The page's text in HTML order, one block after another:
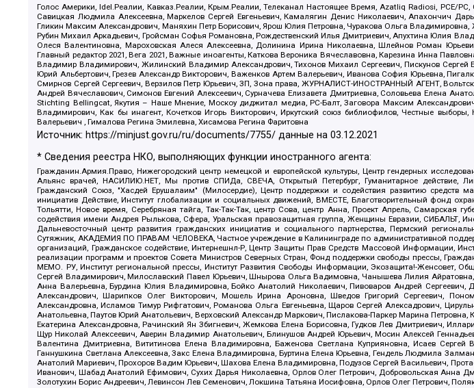
Голос Америки, Idel.Реалии, Кавказ.Реалии, Крым.Реалии, Телеканал Настоящее Время, Azatliq Radiosi, PCE/
Савицкая Людмила Алексеевна, Маркелов Сергей Евгеньевич, Камалягин Денис Николаевич, Апахончич
Гликин Максим Александрович, Маняхин Петр Борисович, Ярош Юлия Петровна, Чуракова Ольга
Рубин Михаил Аркадьевич, Гройсман Софья Романовна, Рождественский Илья Дмитриевич, Апухтина Юлия
Олеся Валентиновна, Мароховская Алеся Алексеевна, Долинина Ирина Николаевна, Шлейнов Роман
Главный редактор 2021, Вега 2021, Важные иноагенты, Каткова Вероника Вячеславовна, Карезина Инна
Владимир Владимирович, Жилинский Владимир Александрович, Тихонов Михаил Сергеевич, Пискунов Сергей
Юрий Альбертович, Грезев Александр Викторович, Важенков Артем Валерьевич, Иванова София Юрьевна,
Смирнов Сергей Сергеевич, Верзилов Петр Юрьевич, ЗП, Зона права, ЖУРНАЛИСТ-ИНОСТРАННЫЙ АГЕНТ,
Андрей Вячеславович, Симонов Евгений Алексеевич, Сурначева Елизавета Дмитриевна, Соловьева Елена
Stichting Bellingcat, Якутия – Наше Мнение, Москоу диджитал медиа, РС-Балт, Заговора Максим
Владимирович, Как бы инагент, Кочетков Игорь Викторович, Иркутский союз библиофилов, Честные
Валерьевич , Гималова Регина Эмилевна, Хисамова Регина Фаритовна
Источник: https://minjust.gov.ru/ru/documents/7755/ данные на03.12.2021
* Сведения реестра НКО, выполняющих функции иностранного агента:
Гражданин.Армия.Право, Нижегородский центр немецкой и европейской культуры, Центр гендерных
Альянс врачей, НАСИЛИЮ.НЕТ, Мы против СПИДа, СВЕЧА, Открытый Петербург, Гуманитарное действие,
Гражданский Союз, "Хасдей Ерушалаим" (Милосердие), Центр поддержки и содействия развитию
инициатив Действие, Институт глобализации и социальных движений, ВМЕСТЕ, Благотворительный фонд
Тольятти, Новое время, Серебряная тайга, Так-Так-Так, центр Сова, центр Анна, Проект Апрель, Самарская
содействия имени Андрея Рылькова, Сфера, Уральская правозащитная группа, Женщины Евразии, СИБАЛЬТ,
Дальневосточный центр развития гражданских инициатив и социального партнерства, Пермский
Сутяжник, АКАДЕМИЯ ПО ПРАВАМ ЧЕЛОВЕКА, Частное учреждение в Калининграде по административной
организаций, Гражданское содействие, Интернешнл-Р, Центр Защиты Прав Средств Массовой Информации,
реализации программ и проектов Совета Министров Северных Стран, Фонд поддержки свободы прессы,
МЕМО. РУ, Институт региональной прессы, Институт Развития Свободы Информации, Экозащита!-Женсовет,
Сергей Владимирович, Милославский Павел Юрьевич, Шнырова Ольга Вадимовна, Чанышева Лилия
Анна Валерьевна, Бурдина Юлия Владимировна, Бойко Анатолий Николаевич, Пивоваров Андрей Сергеевич,
Александрович, Шарипков Олег Викторович, Мошель Ирина Ароновна, Шведов Григорий Сергеевич,
Александровна, Исламов Тимур Рифгатович, Романова Ольга Евгеньевна, Щаров Сергей Алексадрович,
Анатольевна, Паутов Юрий Анатольевич, Верховский Александр Маркович, Пислакова-Паркер Марина
Екатерина Александровна, Рачинский Ян Збигневич, Жемкова Елена Борисовна, Гудков Лев Дмитриевич,
Щур Николай Алексеевич, Аверин Владимир Анатольевич, Блинушов Андрей Юрьевич, Мосин Алексей
Валентина Дмитриевна, Вититинова Елена Владимировна, Баженова Светлана Куприяновна, Исаев
Ганнушкина Светлана Алексеевна, Закс Елена Владимировна, Буртина Елена Юрьевна, Гендель Людмила
Анатолий Мариевич, Прохоров Вадим Юрьевич, Шахова Елена Владимировна, Подузов Сергей Васильевич,
Иванович, Шабад Анатолий Ефимович, Сухих Дарья Николаевна, Орлов Олег Петрович, Добровольская Анна
Золотухин Борис Андреевич, Левинсон Лев Семенович, Локшина Татьяна Иосифовна, Орлов Олег Петрович,